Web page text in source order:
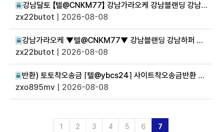
강남달토 【텔@CNKM77】 강남가라오케 강남블랜딩 강남사라있네
zx22butot | 2026-08-08
강남가라오케 ▼텔@CNKM77▼ 강남블랜딩 강남하퍼 강남블랜딩
zx22butot | 2026-08-08
반환) 토토착오송금 ⌈텔@ybcs24⌉ 사이트착오송금반환 잃은돈찾아드립니다
zxo895mv | 2026-08-08
1 2 3 4 5 6 7